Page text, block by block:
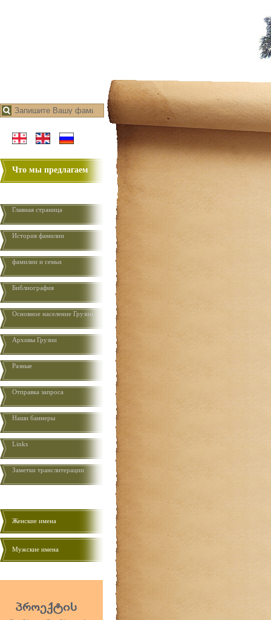
Что мы предлагаем
Главная страница
История фамилии
фамилии и семьи
Библиография
Основное население Грузии
Aрхивы Грузии
Разные
Отправка запроса
Наши баннеры
Links
Заметки транслитерации
Женские имена
Мужские имена